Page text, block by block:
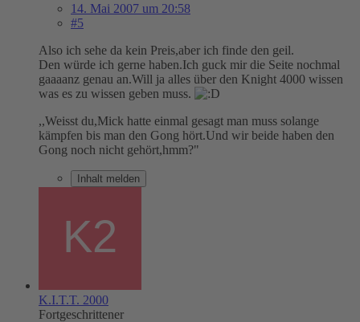
14. Mai 2007 um 20:58
#5
Also ich sehe da kein Preis,aber ich finde den geil.
Den würde ich gerne haben.Ich guck mir die Seite nochmal
gaaaanz genau an.Will ja alles über den Knight 4000 wissen
was es zu wissen geben muss.
,,Weisst du,Mick hatte einmal gesagt man muss solange
kämpfen bis man den Gong hört.Und wir beide haben den
Gong noch nicht gehört,hmm?"
Inhalt melden
K.I.T.T. 2000
Fortgeschrittener